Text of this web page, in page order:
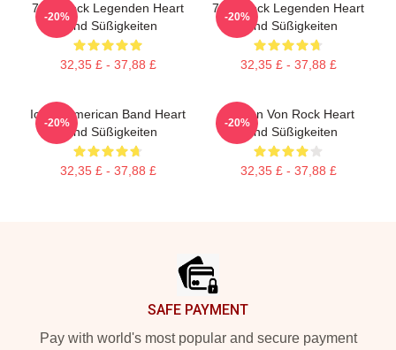
70er Rock Legenden Heart
Band Süßigkeiten
32,35 £ - 37,88 £
-20%
70er Rock Legenden Heart
Band Süßigkeiten
32,35 £ - 37,88 £
-20%
Iconic American Band Heart
Band Süßigkeiten
32,35 £ - 37,88 £
-20%
Frauen Von Rock Heart
Band Süßigkeiten
32,35 £ - 37,88 £
-20%
SAFE PAYMENT
Pay with world's most popular and secure payment